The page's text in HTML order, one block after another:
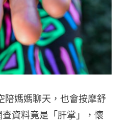
陪媽媽聊天，也會按摩舒
資料竟是「肝掌」，懷